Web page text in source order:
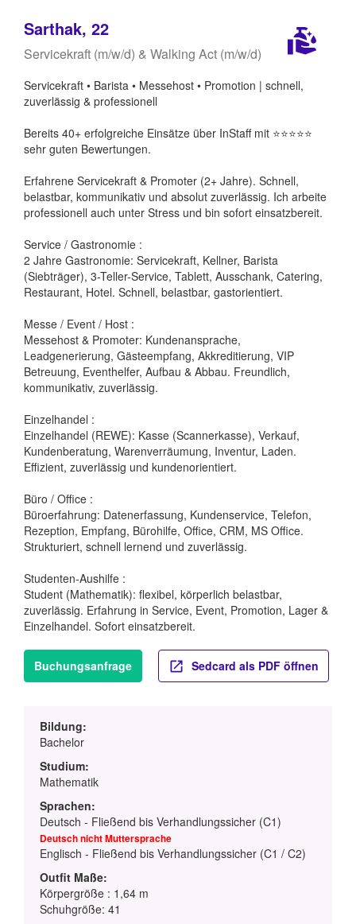
Sarthak, 22
Servicekraft (m/w/d) & Walking Act (m/w/d)
Servicekraft • Barista • Messehost • Promotion | schnell,
zuverlässig & professionell
Bereits 40+ erfolgreiche Einsätze über InStaff mit ⭐️⭐️⭐️⭐️⭐️
sehr guten Bewertungen.
Erfahrene Servicekraft & Promoter (2+ Jahre). Schnell,
belastbar, kommunikativ und absolut zuverlässig. Ich arbeite
professionell auch unter Stress und bin sofort einsatzbereit.
Service / Gastronomie :
2 Jahre Gastronomie: Servicekraft, Kellner, Barista
(Siebträger), 3-Teller-Service, Tablett, Ausschank, Catering,
Restaurant, Hotel. Schnell, belastbar, gastorientiert.
Messe / Event / Host :
Messehost & Promoter: Kundenansprache,
Leadgenerierung, Gästeempfang, Akkreditierung, VIP
Betreuung, Eventhelfer, Aufbau & Abbau. Freundlich,
kommunikativ, zuverlässig.
Einzelhandel :
Einzelhandel (REWE): Kasse (Scannerkasse), Verkauf,
Kundenberatung, Warenverräumung, Inventur, Laden.
Effizient, zuverlässig und kundenorientiert.
Büro / Office :
Büroerfahrung: Datenerfassung, Kundenservice, Telefon,
Rezeption, Empfang, Bürohilfe, Office, CRM, MS Office.
Strukturiert, schnell lernend und zuverlässig.
Studenten-Aushilfe :
Student (Mathematik): flexibel, körperlich belastbar,
zuverlässig. Erfahrung in Service, Event, Promotion, Lager &
Einzelhandel. Sofort einsatzbereit.
Buchungsanfrage Sedcard als PDF öffnen
Bildung:
Bachelor
Studium:
Mathematik
Sprachen:
Deutsch - Fließend bis Verhandlungssicher (C1)
Deutsch nicht Muttersprache
Englisch - Fließend bis Verhandlungssicher (C1 / C2)
Outfit Maße:
Körpergröße : 1,64 m
Schuhgröße: 41